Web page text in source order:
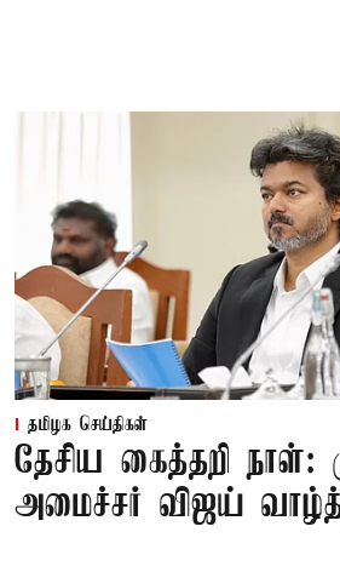
தமிழக செய்திகள்
தேசிய கைத்தறி நாள்:
அமைச்சர் விஜய்